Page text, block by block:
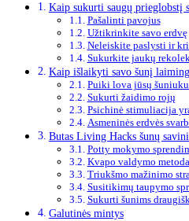
Kaip sukurti saugų prieglobstį
Pašalinti pavojus
Užtikrinkite savo erdvę
Neleiskite paslysti ir
Sukurkite jaukų
Kaip išlaikyti savo šunį
Puiki lova jūsų
Sukurti žaidimo rojų
Psichinė stimuliacija
Asmeninės erdvės
Butas Living Hacks šunų
Potty mokymo
Kvapo valdymo
Triukšmo mažinimo
Susitikimų taupymo
Sukurti šunims
Galutinės mintys